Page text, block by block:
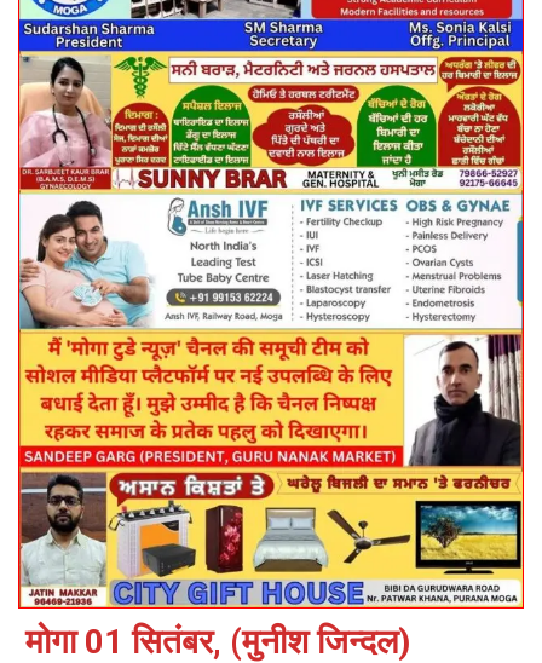
मोगा 01 सितंबर, (मुनीश जिन्दल)